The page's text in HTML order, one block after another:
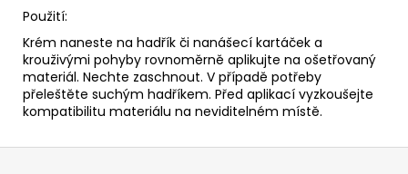
Použití:
Krém naneste na hadřík či nanášecí kartáček a
krouživými pohyby rovnoměrně aplikujte na ošetřovaný
materiál. Nechte zaschnout. V případě potřeby
přeleštěte suchým hadříkem. Před aplikací vyzkoušejte
kompatibilitu materiálu na neviditelném místě.
Z